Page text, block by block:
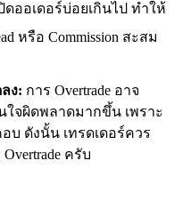
ดออเดอร์บ่อยเกินไป ทำให้
หรือ Commission สะสม
ง: การ Overtrade อาจ
จผิดพลาดมากขึ้น เพราะ
บ ดังนั้น เทรดเดอร์ควร
ครับ